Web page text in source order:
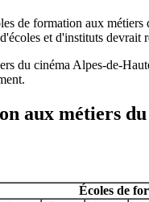
de formation aux
et d'instituts devrait
du cinéma Alpes-de-
aux métiers
Écoles de